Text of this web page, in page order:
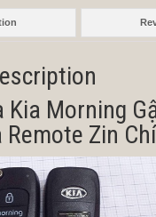
Kia Morning
Remote Zin